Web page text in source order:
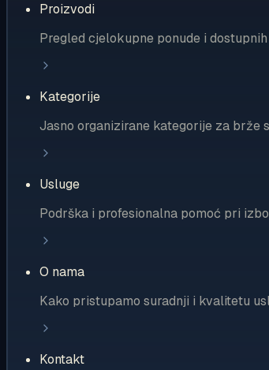
Proizvodi
Pregled cjelokupne ponude i
Kategorije
Jasno organizirane kategorije za brže
Usluge
Podrška i profesionalna pomoć pri
O nama
Kako pristupamo suradnji i kvalitetu
Kontakt